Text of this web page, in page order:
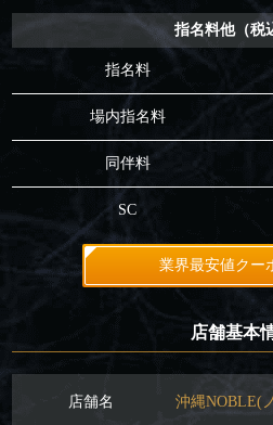
指名料他（税
指名料
場内指名料
同伴料
SC
業界最安値クー
店舗基本
店舗名 沖縄NOBLE(